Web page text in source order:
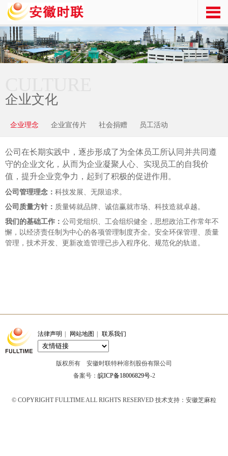
企业文化
企业理念 企业宣传片 社会捐赠 员工活动
公司在长期实践中，逐步形成了为全体员工所认同并共同遵
守的企业文化，从而为企业凝聚人心、实现员工的自我价
值，提升企业竞争力，起到了积极的促进作用。
公司管理理念： 科技发展、无限追求。
公司质量方针： 质量铸就品牌、诚信赢就市场、科技造就卓越。
我们的基础工作： 公司党组织、工会组织健全，思想政治工作常年不
懈，以经济责任制为中心的各项管理制度齐全。安全环保管理、质量
管理，技术开发、更新改造管理已步入程序化、规范化的轨道。
法律声明 | 网站地图 | 联系我们
版权所有 安徽时联特种溶剂股份有限公司
备案号： 皖ICP备18006829号-2
© COPYRIGHT FULLTIME ALL RIGHTS RESERVED 技术支持：安徽芝麻粒